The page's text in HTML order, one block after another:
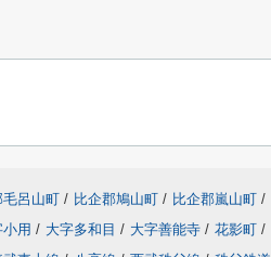
毛呂山町 / 比企郡鳩山町 / 比企郡嵐山町 /
用 / 大字多和目 / 大字善能寺 / 花影町 /